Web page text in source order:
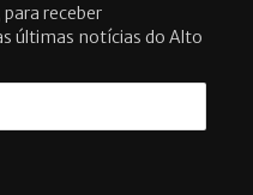
receber
últimas notícias do Alto